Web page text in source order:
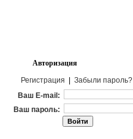
Авторизация
Регистрация
Забыли пароль?
Ваш E-mail:
Ваш пароль: